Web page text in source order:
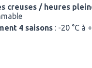
creuses / heures
4 saisons: -20 °C à